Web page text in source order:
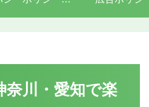
奈川・愛知で楽